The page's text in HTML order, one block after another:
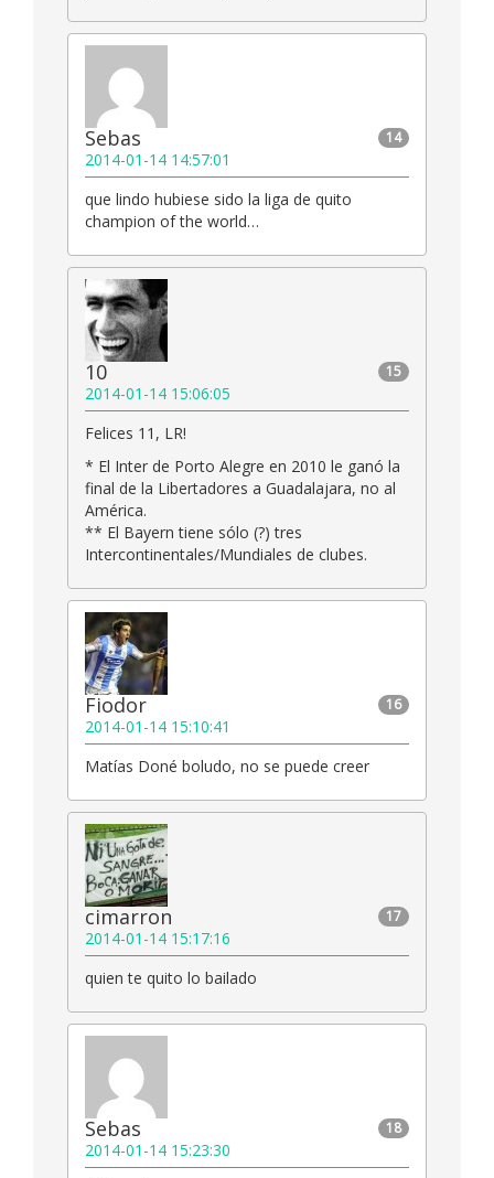
14
Sebas
2014-01-14 14:57:01
que lindo hubiese sido la liga de quito
champion of the world…
15
10
2014-01-14 15:06:05
Felices 11, LR!
* El Inter de Porto Alegre en 2010 le ganó la
final de la Libertadores a Guadalajara, no al
América.
** El Bayern tiene sólo (?) tres
Intercontinentales/Mundiales de clubes.
16
Fiodor
2014-01-14 15:10:41
Matías Doné boludo, no se puede creer
17
cimarron
2014-01-14 15:17:16
quien te quito lo bailado
18
Sebas
2014-01-14 15:23:30